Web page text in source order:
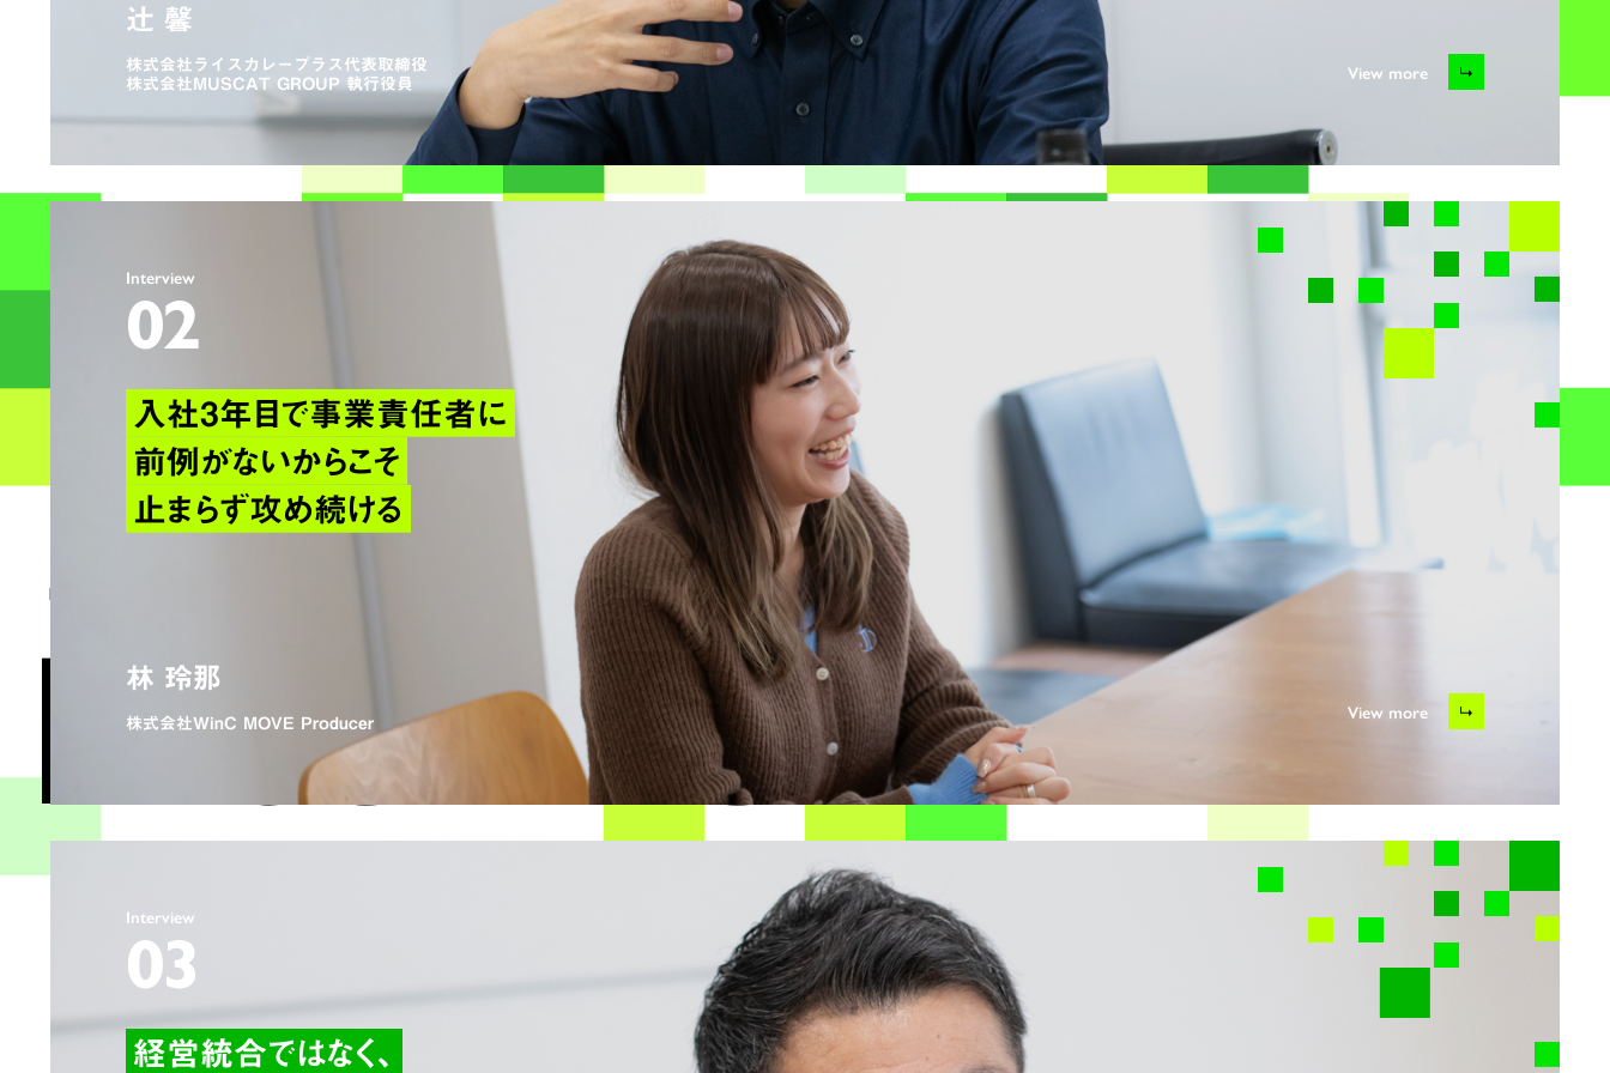
Interview
MUSCAT GROUPには、
多様な個性や意志をもった社員が集まっています。
さまざまなポジションで働く社員をご紹介します。
辻 馨
株式会社ライスカレープラス代表取締役
株式会社MUSCAT GROUP 執行役員
View more
Interview
02
入社3年目で事業責任者に
前例がないからこそ
止まらず攻め続ける
林 玲那
株式会社WinC MOVE Producer
View more
Interview
03
経営統合ではなく、